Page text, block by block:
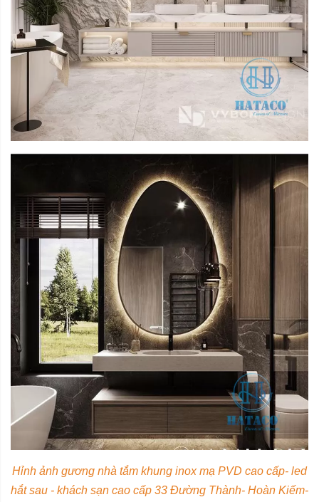
Hỉnh ảnh gương nhà tắm khung inox mạ PVD cao cấp- led
hắt sau - khách sạn cao cấp 33 Đường Thành- Hoàn Kiếm-